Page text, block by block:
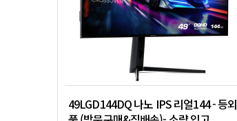
49LGD144DQ 나노 IPS 리얼144 - 등외